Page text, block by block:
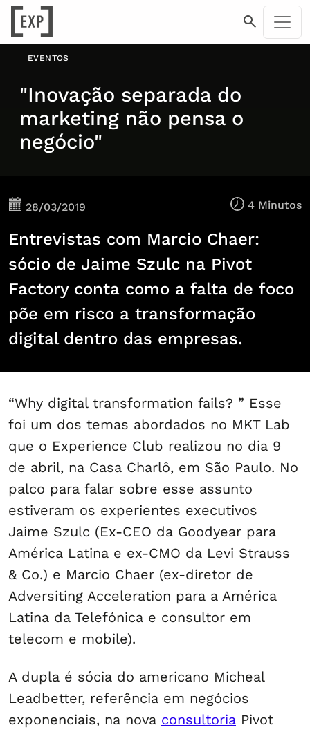
EVENTOS
"Inovação separada do
marketing não pensa o
negócio"
28/03/2019 4 Minutos
Entrevistas com Marcio Chaer:
sócio de Jaime Szulc na Pivot
Factory conta como a falta de foco
põe em risco a transformação
digital dentro das empresas.
“Why digital transformation fails? ” Esse
foi um dos temas abordados no MKT Lab
que o Experience Club realizou no dia 9
de abril, na Casa Charlô, em São Paulo. No
palco para falar sobre esse assunto
estiveram os experientes executivos
Jaime Szulc (Ex-CEO da Goodyear para
América Latina e ex-CMO da Levi Strauss
& Co.) e Marcio Chaer (ex-diretor de
Adversiting Acceleration para a América
Latina da Telefónica e consultor em
telecom e mobile).
A dupla é sócia do americano Micheal
Leadbetter, referência em negócios
exponenciais, na nova consultoria Pivot